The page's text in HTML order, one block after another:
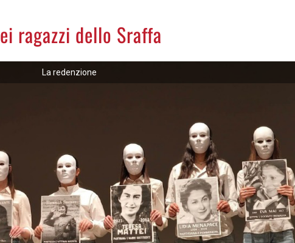
ragazzi dello Sraffa
La redenzione